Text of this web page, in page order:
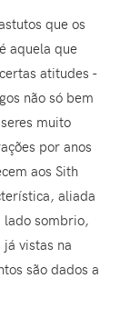
que os
aquela que
atitudes -
não só bem
muito
por anos
aos Sith
aliada
lado sombrio,
vistas na
são dados a